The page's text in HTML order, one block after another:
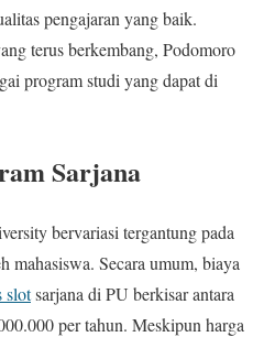
pengajaran yang baik.
terus berkembang, Podomoro
program studi yang dapat di
Sarjana
bervariasi tergantung pada
Secara umum, biaya
slotsarjana di PU berkisar antara
per tahun. Meskipun harga